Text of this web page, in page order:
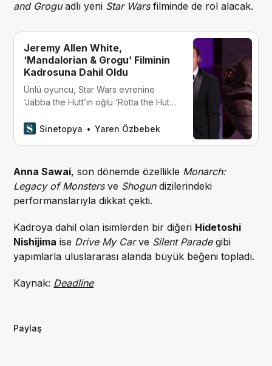
and Groguadlı yeni Star Warsfilminde de rol alacak.
Jeremy Allen White,
‘Mandalorian & Grogu’ Filminin
Kadrosuna Dahil Oldu
Ünlü oyuncu, Star Wars evrenine
‘Jabba the Hutt’ın oğlu ‘Rotta the Hutt’
Sinetopya
Yaren Özbebek
Anna Sawai, son dönemde özellikle Monarch:
Legacy of Monstersve Shogundizilerindeki
performanslarıyla dikkat çekti.
Kadroya dahil olan isimlerden bir diğeri Hidetoshi
Nishijima ise Drive My Carve Silent Paradegibi
yapımlarla uluslararası alanda büyük beğeni topladı.
Kaynak: Deadline
Paylaş